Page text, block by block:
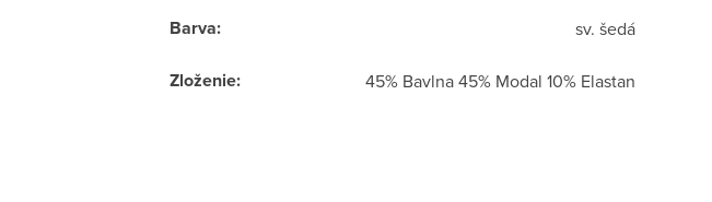
Barva: sv. šedá
Zloženie: 45% Bavlna 45% Modal 10% Elastan